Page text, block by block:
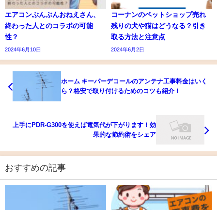
エアコンぶんぶんおねえさん、
終わった人とのコラボの可能
性？
2024年6月10日
コーナンのペットショップ売れ
残りの犬や猫はどうなる？引き
取る方法と注意点
2024年6月2日
ホーム キーパーデコールのアンテナ工事料金はいく
ら？格安で取り付けるためのコツも紹介！
上手にPDR-G300を使えば電気代が下がります！効
果的な節約術をシェア
おすすめの記事